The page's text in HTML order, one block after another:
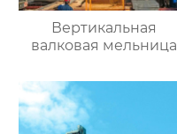
Вертикальная
валковая мельница